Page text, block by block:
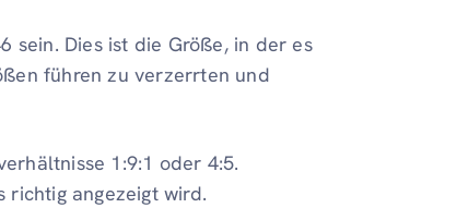
sein. Dies ist die Größe, in der es
führen zu verzerrten und
1:9:1 oder 4:5.
richtig angezeigt wird.